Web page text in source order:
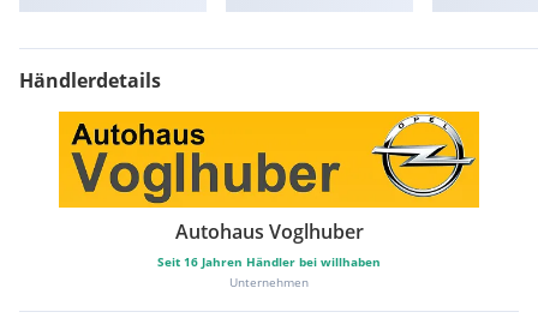
Händlerdetails
Autohaus Voglhuber
Seit 16 Jahren Händler bei willhaben
Unternehmen